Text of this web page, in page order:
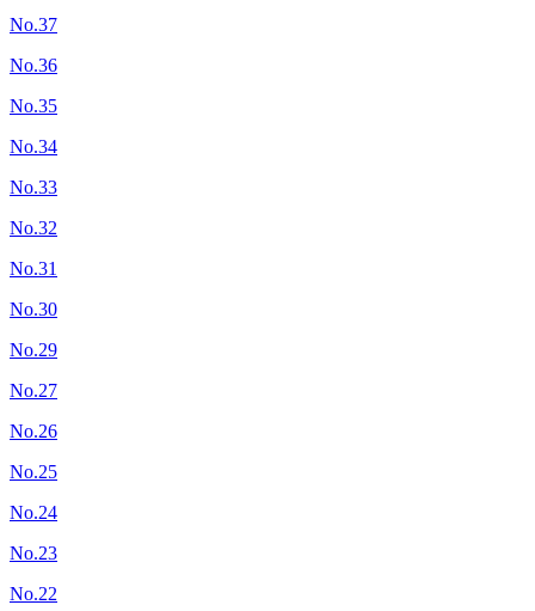
No.37
No.36
No.35
No.34
No.33
No.32
No.31
No.30
No.29
No.27
No.26
No.25
No.24
No.23
No.22